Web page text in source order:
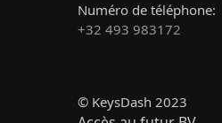
Numéro de téléphone:
+32 493 983172
© KeysDash 2023